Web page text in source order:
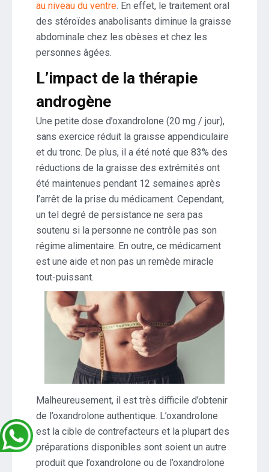
au niveau du ventre. En effet, le traitement oral
des stéroïdes anabolisants diminue la graisse
abdominale chez les obèses et chez les
personnes âgées.
L’impact de la thérapie
androgène
Une petite dose d’oxandrolone (20 mg / jour),
sans exercice réduit la graisse appendiculaire
et du tronc. De plus, il a été noté que 83% des
réductions de la graisse des extrémités ont
été maintenues pendant 12 semaines après
l’arrêt de la prise du médicament. Cependant,
un tel degré de persistance ne sera pas
soutenu si la personne ne contrôle pas son
régime alimentaire. En outre, ce médicament
est une aide et non pas un remède miracle
tout-puissant.
Malheureusement, il est très difficile d’obtenir
de l’oxandrolone authentique. L’oxandrolone
est la cible de contrefacteurs et la plupart des
préparations disponibles sont soient un autre
produit que l’oxandrolone ou de l’oxandrolone